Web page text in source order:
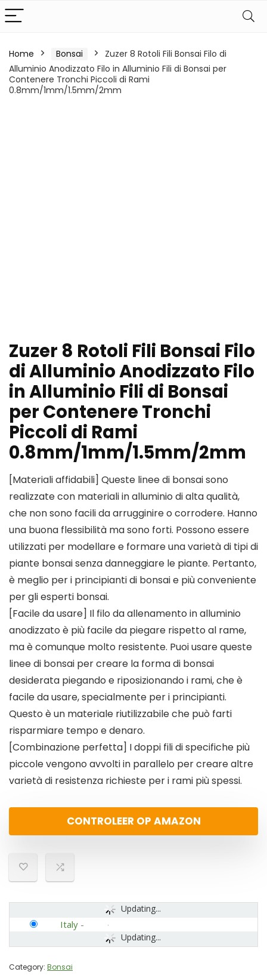
Home Bonsai
Zuzer 8 Rotoli Fili Bonsai Filo di
Alluminio Anodizzato Filo in Alluminio Fili di Bonsai per
Contenere Tronchi Piccoli di Rami
0.8mm/1mm/1.5mm/2mm
Zuzer 8 Rotoli Fili Bonsai Filo
di Alluminio Anodizzato Filo
in Alluminio Fili di Bonsai
per Contenere Tronchi
Piccoli di Rami
0.8mm/1mm/1.5mm/2mm
[Materiali affidabili] Queste linee di bonsai sono
realizzate con materiali in alluminio di alta qualità,
che non sono facili da arrugginire o corrodere. Hanno
una buona flessibilità ma sono forti. Possono essere
utilizzati per modellare e formare una varietà di tipi di
piante bonsai senza danneggiare le piante. Pertanto,
è meglio per i principianti di bonsai e più conveniente
per gli esperti bonsai.
[Facile da usare] Il filo da allenamento in alluminio
anodizzato è più facile da piegare rispetto al rame,
ma è comunque molto resistente. Puoi usare queste
linee di bonsai per creare la forma di bonsai
desiderata piegando e riposizionando i rami, che è
facile da usare, specialmente per i principianti.
Questo è un materiale riutilizzabile che può farti
risparmiare tempo e denaro.
[Combinazione perfetta] I doppi fili di specifiche più
piccole vengono avvolti in parallelo per creare altre
varietà di resistenza richieste per i rami più spessi.
CONTROLEER OP AMAZON
Updating...
Updating...
Italy -
Category: Bonsai